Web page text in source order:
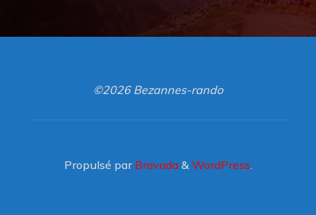
©2026 Bezannes-rando
Propulsé parBravada& WordPress.